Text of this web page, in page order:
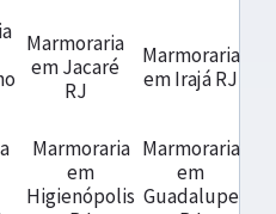
Marmoraria
em Jacaré
RJ
Marmoraria
em Irajá RJ
Marmoraria
em
Higienópolis
Marmoraria
em
Guadalupe